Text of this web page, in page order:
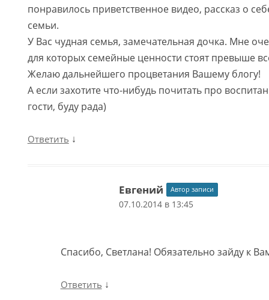
понравилось приветственное видео, рассказ о
семьи.
У Вас чудная семья, замечательная дочка. Мне
для которых семейные ценности стоят превыше
Желаю дальнейшего процветания Вашему блогу!
А если захотите что-нибудь почитать про
гости, буду рада)
Ответить ↓
Евгений Автор записи
07.10.2014 в 13:45
Спасибо, Светлана! Обязательно зайду к
Ответить ↓